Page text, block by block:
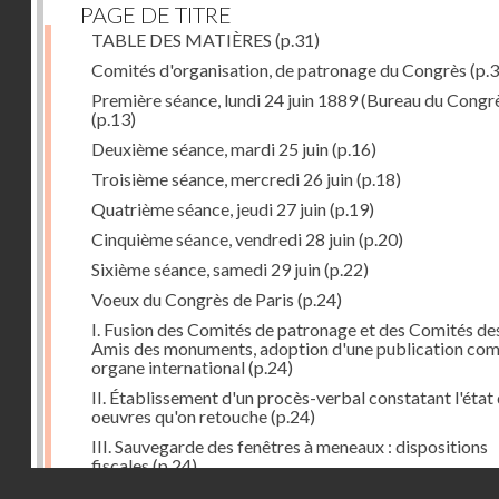
PAGE DE TITRE
TABLE DES MATIÈRES (p.31)
Comités d'organisation, de patronage du Congrès
Première séance, lundi 24 juin 1889 (Bureau du
(p.13)
Deuxième séance, mardi 25 juin(p.16)
Troisième séance, mercredi 26 juin(p.18)
Quatrième séance, jeudi 27 juin(p.19)
Cinquième séance, vendredi 28 juin(p.20)
Sixième séance, samedi 29 juin(p.22)
Voeux du Congrès de Paris (p.24)
I. Fusion des Comités de patronage et des Comités
Amis des monuments, adoption d'une publication
organe international(p.24)
II. Établissement d'un procès-verbal constatant l'état
oeuvres qu'on retouche(p.24)
III. Sauvegarde des fenêtres à meneaux : dispositions
fiscales(p.24)